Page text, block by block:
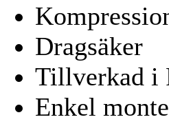
Dragsäker
Tillverkad i
Enkel